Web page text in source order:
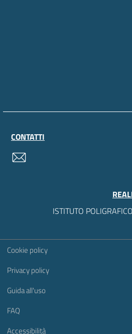
CONTATTI
ISTITUTO
Sezione Link Utili
Cookie policy
Privacy policy
Guida all'uso
FAQ
Accessibilità